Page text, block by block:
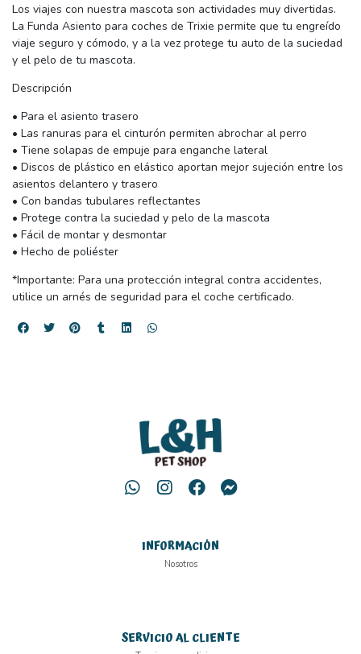
Los viajes con nuestra mascota son actividades muy divertidas.
La Funda Asiento para coches de Trixie permite que tu engreído
viaje seguro y cómodo, y a la vez protege tu auto de la suciedad
y el pelo de tu mascota.
Descripción
• Para el asiento trasero
• Las ranuras para el cinturón permiten abrochar al perro
• Tiene solapas de empuje para enganche lateral
• Discos de plástico en elástico aportan mejor sujeción entre los
asientos delantero y trasero
• Con bandas tubulares reflectantes
• Protege contra la suciedad y pelo de la mascota
• Fácil de montar y desmontar
• Hecho de poliéster
*Importante: Para una protección integral contra accidentes,
utilice un arnés de seguridad para el coche certificado.
INFORMACIÓN
Nosotros
SERVICIO AL CLIENTE